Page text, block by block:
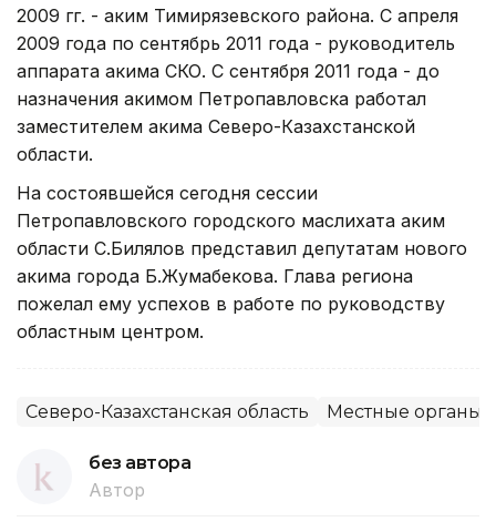
2009 гг. - аким Тимирязевского района. С апреля
2009 года по сентябрь 2011 года - руководитель
аппарата акима СКО. С сентября 2011 года - до
назначения акимом Петропавловска работал
заместителем акима Северо-Казахстанской
области.
На состоявшейся сегодня сессии
Петропавловского городского маслихата аким
области С.Билялов представил депутатам нового
акима города Б.Жумабекова. Глава региона
пожелал ему успехов в работе по руководству
областным центром.
Северо-Казахстанская область Местные органы
без автора
Автор